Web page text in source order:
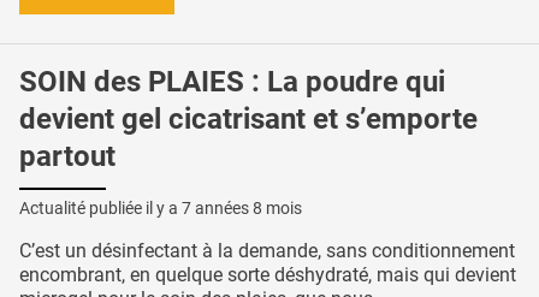
SOIN des PLAIES : La poudre qui
devient gel cicatrisant et s’emporte
partout
Actualité publiée il y a 7 années 8 mois
C’est un désinfectant à la demande, sans conditionnement
encombrant, en quelque sorte déshydraté, mais qui devient